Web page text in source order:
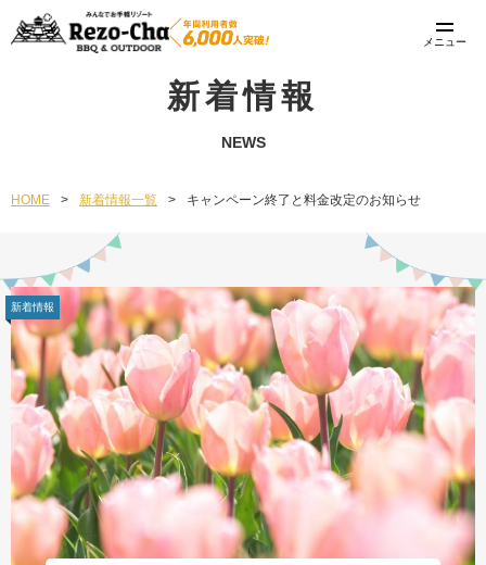
メニュー
新着情報
NEWS
HOME > 新着情報一覧 > キャンペーン終了と料金改定のお知らせ
新着情報